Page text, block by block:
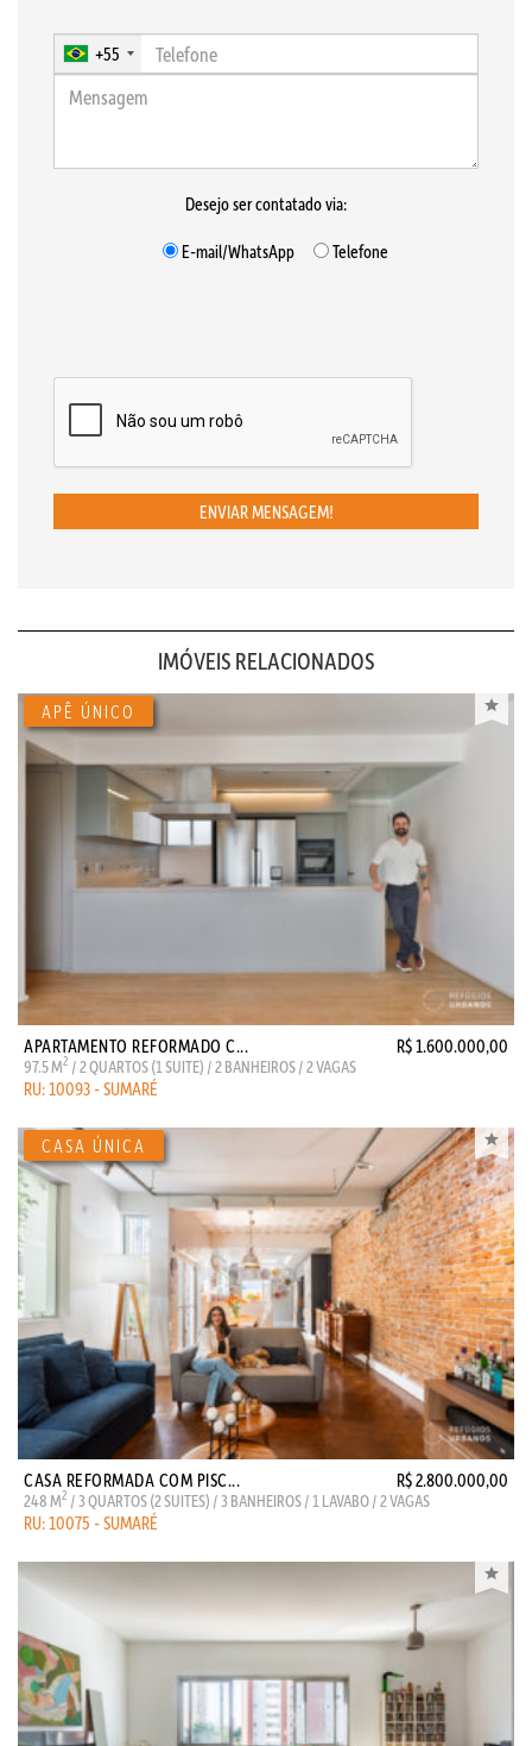
+55
Desejo ser contatado via:
E-mail/WhatsApp
Telefone
ENVIAR MENSAGEM!
IMÓVEIS RELACIONADOS
APARTAMENTO REFORMADO C... R$ 1.600.000,00
97.5 M2 / 2 QUARTOS (1 SUITE) / 2 BANHEIROS / 2 VAGAS
RU: 10093 - SUMARÉ
CASA REFORMADA COM PISC... R$ 2.800.000,00
248 M2 / 3 QUARTOS (2 SUITES) / 3 BANHEIROS / 1 LAVABO / 2 VAGAS
RU: 10075 - SUMARÉ